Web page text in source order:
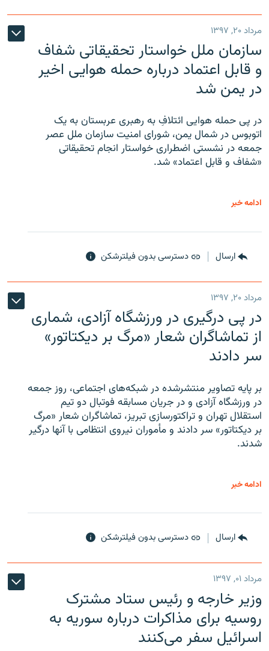
مرداد ۲۰, ۱۳۹۷
سازمان ملل خواستار تحقیقاتی شفاف
و قابل اعتماد درباره حمله هوایی اخیر
در یمن شد
در پی حمله هوایی ائتلافِ به رهبری عربستان به یک
اتوبوس در شمال یمن، شورای امنیت سازمان ملل عصر
جمعه در نشستی اضطراری خواستار انجام تحقیقاتی
«شفاف و قابل اعتماد» شد.
ادامه خبر
ارسال دسترسی بدون فیلترشکن
مرداد ۲۰, ۱۳۹۷
در پی درگیری در ورزشگاه آزادی، شماری
از تماشاگران شعار «مرگ بر دیکتاتور»
سر دادند
بر پایه تصاویر منتشرشده در شبکه‌های اجتماعی، روز جمعه
در ورزشگاه آزادی و در جریان مسابقه فوتبال دو تیم
استقلال تهران و تراکتورسازی تبریز، تماشاگران شعار «مرگ
بر دیکتاتور» سر دادند و مأموران نیروی انتظامی با آنها درگیر
شدند.
ادامه خبر
ارسال دسترسی بدون فیلترشکن
مرداد ۰۱, ۱۳۹۷
وزیر خارجه و رئیس‌ ستاد مشترک
روسیه برای مذاکرات درباره سوریه به
اسرائیل سفر می‌کنند